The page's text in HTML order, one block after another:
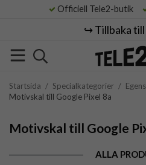
Officiell Tele2-butik
↪️ Tillbaka till
Startsida / Specialkategorier /
Motivskal till Google Pixel 8a
Motivskal till Google
ALLA